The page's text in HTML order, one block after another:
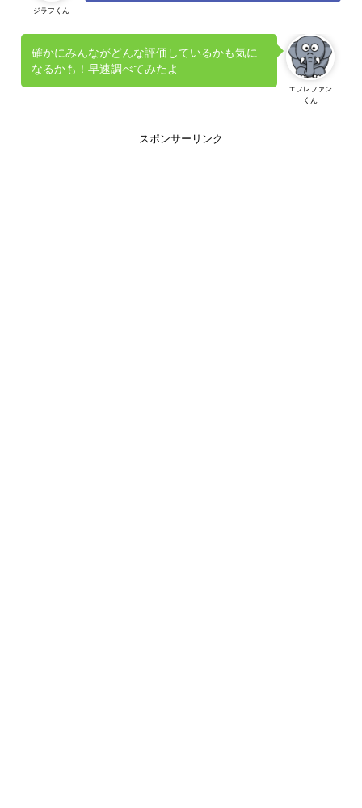
ジラフくん
エフレファン
くん
確かにみんながどんな評価しているかも気に
なるかも！早速調べてみたよ
スポンサーリンク